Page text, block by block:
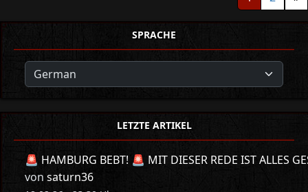
SPRACHE
LETZTE ARTIKEL
🚨 HAMBURG BEBT! 🚨 MIT DIESER REDE IST ALLES
von saturn36